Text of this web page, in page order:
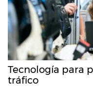
Tecnología para
tráfico